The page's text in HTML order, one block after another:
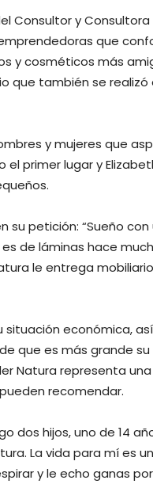
Consultor y Consultora
que
y cosméticos más
que también se realizó
y mujeres que
primer lugar y
su petición: “Sueño
de láminas hace
le entrega
situación económica,
que es más grande
Natura representa
recomendar.
dos hijos, uno de 14
La vida para mí es
y le echo ganas